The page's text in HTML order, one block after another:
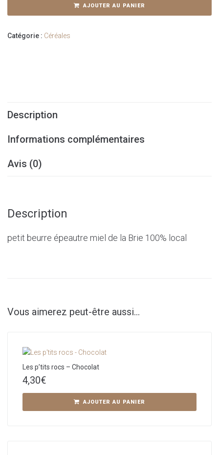
rocs
Miel
AJOUTER AU PANIER
Catégorie : Céréales
Description
Informations complémentaires
Avis (0)
Description
petit beurre épeautre miel de la Brie 100% local
Vous aimerez peut-être aussi…
Les p’tits rocs – Chocolat
4,30€
AJOUTER AU PANIER